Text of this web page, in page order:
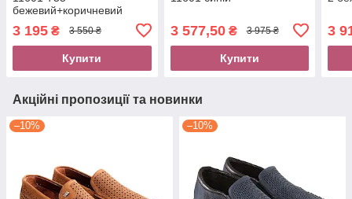
бежевий+коричневий
3 195 ₴ 3 550 ₴
Купити
3 577,50₴ 3 975 ₴
Купити
3
Акційні пропозиції та новинки
–10% –10%